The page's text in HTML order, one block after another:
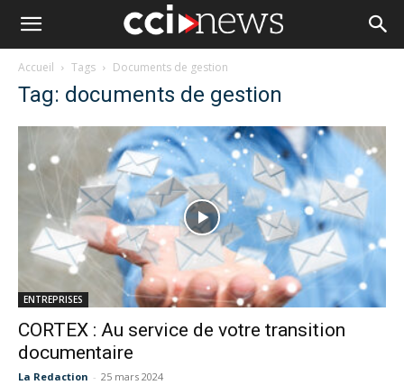
Accueil Tags Documents de gestion
Tag: documents de gestion
ENTREPRISES
CORTEX : Au service de votre transition
documentaire
La Redaction - 25 mars 2024